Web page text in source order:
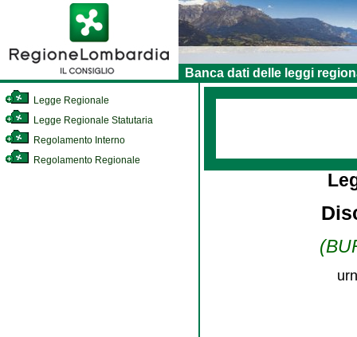
Banca dati delle leggi
Legge Regionale
Legge Regionale Statutaria
Regolamento Interno
Regolamento Regionale